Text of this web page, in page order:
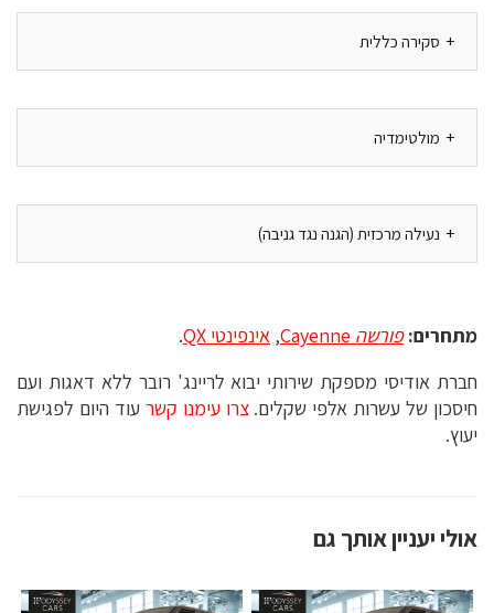
סקירה כללית
מולטימדיה
נעילה מרכזית (הגנה נגד גניבה)
מתחרים:פורשה Cayenne
, אינפינטי QX
.
חברת אודיסי מספקת שירותי יבוא לריינג' רובר ללא דאגות ועם
חיסכון של עשרות אלפי שקלים.צרו עימנו קשר עוד היום לפגישת
יעוץ.
אולי יעניין אותך גם